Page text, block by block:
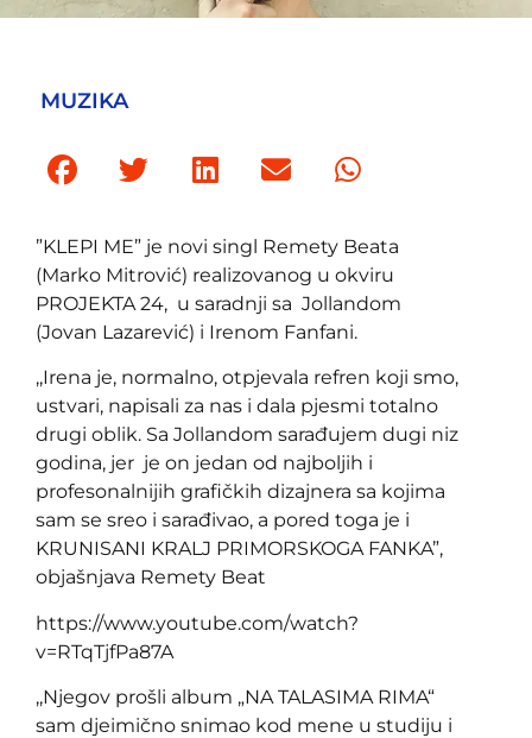
MUZIKA
”KLEPI ME” je novi singl Remety Beata
(Marko Mitrović) realizovanog u okviru
PROJEKTA 24, u saradnji sa Jollandom
(Jovan Lazarević) i Irenom Fanfani.
,,Irena je, normalno, otpjevala refren koji smo,
ustvari, napisali za nas i dala pjesmi totalno
drugi oblik. Sa Jollandom sarađujem dugi niz
godina, jer je on jedan od najboljih i
profesonalnijih grafičkih dizajnera sa kojima
sam se sreo i sarađivao, a pored toga je i
KRUNISANI KRALJ PRIMORSKOGA FANKA”,
objašnjava Remety Beat
https://www.youtube.com/watch?
v=RTqTjfPa87A
,,Njegov prošli album „NA TALASIMA RIMA“
sam djeimično snimao kod mene u studiju i